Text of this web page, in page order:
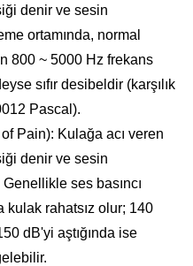
denir ve sesin
ortamında, normal
800 ~ 5000 Hz frekans
sıfır desibeldir (karşılık
Pascal).
Kulağa acı veren
denir ve sesin
ses basıncı
kulak rahatsız olur; 140
dB'yi aştığında ise